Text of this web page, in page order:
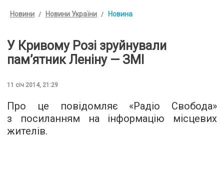
Новини Новини України Новина
У Кривому Розі зруйнували
пам’ятник Леніну — ЗМІ
11 січ 2014, 21:29
Про це повідомляє «Радіо Свобода»
з посиланням на інформацію місцевих
жителів.